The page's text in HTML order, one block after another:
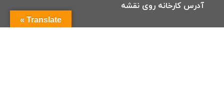
آدرس کارخانه روی نقشه
Translate »